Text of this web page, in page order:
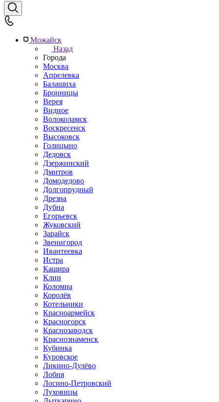
Можайск
Назад
Города
Москва
Апрелевка
Балашиха
Бронницы
Верея
Видное
Волоколамск
Воскресенск
Высоковск
Голицыно
Дедовск
Дзержинский
Дмитров
Домодедово
Долгопрудный
Дрезна
Дубна
Егорьевск
Жуковский
Зарайск
Звенигород
Ивантеевка
Истра
Кашира
Клин
Коломна
Королёв
Котельники
Красноармейск
Красногорск
Краснозаводск
Краснознаменск
Кубинка
Куровское
Ликино-Дулёво
Лобня
Лосино-Петровский
Луховицы